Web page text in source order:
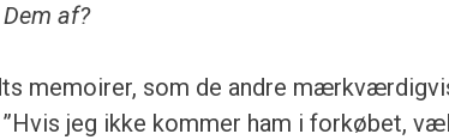
af?
memoirer, som de andre
jeg ikke kommer ham i forkøbet,